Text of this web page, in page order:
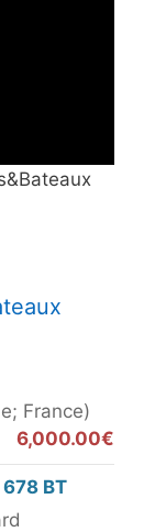
France)
6,000.00€
BT